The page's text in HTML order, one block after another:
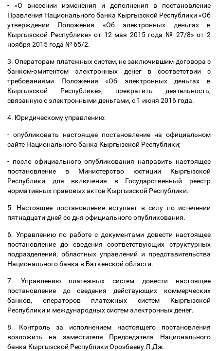
- «О внесении изменения и дополнения в постановление
Правления Национального банка Кыргызской Республики «Об
утверждении Положения «Об электронных деньгах в
Кыргызской Республике» от 12 мая 2015 года № 27/8» от 2
ноября 2015 года № 65/2.
3. Операторам платежных систем, не заключившим договора с
банком-эмитентом электронных денег в соответствии с
требованиями Положения «Об электронных деньгах в
Кыргызской Республике», прекратить деятельность,
связанную с электронными деньгами, с 1 июня 2016 года.
4. Юридическому управлению:
- опубликовать настоящее постановление на официальном
сайте Национального банка Кыргызской Республики;
- после официального опубликования направить настоящее
постановление в Министерство юстиции Кыргызской
Республики для включения в Государственный реестр
нормативных правовых актов Кыргызской Республики.
5. Настоящее постановление вступает в силу по истечении
пятнадцати дней со дня официального опубликования.
6. Управлению по работе с документами довести настоящее
постановление до сведения соответствующих структурных
подразделений, областных управлений и представительства
Национального банка в Баткенской области.
7. Управлению платежных систем довести настоящее
постановление до сведения действующих коммерческих
банков, операторов платежных систем Кыргызской
Республики и международных систем электронных денег.
8. Контроль за исполнением настоящего постановления
возложить на заместителя Председателя Национального
банка Кыргызской Республики Орозбаеву Л.Дж.